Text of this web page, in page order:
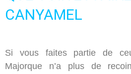
CANYAMEL
Si vous faites partie de
Majorque n’a plus de
cookies en cliquant sur le bouton
Pour plus d'informations, vous
Politique de Cookies.